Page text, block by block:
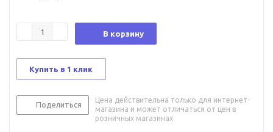
В корзину
Купить в 1 клик
Поделиться
Цена действительна только для интернет-
магазина и может отличаться от цен в
розничных магазинах